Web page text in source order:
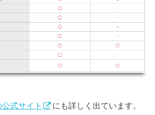
式サイト にも詳しく出ています。